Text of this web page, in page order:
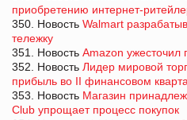
приобретению интернет-
350. Новость Walmart
тележку
351. Новость Amazon ужесточил
352. Новость Лидер мировой
прибыль во II финансовом
353. Новость Магазин
Club упрощает процесс покупок